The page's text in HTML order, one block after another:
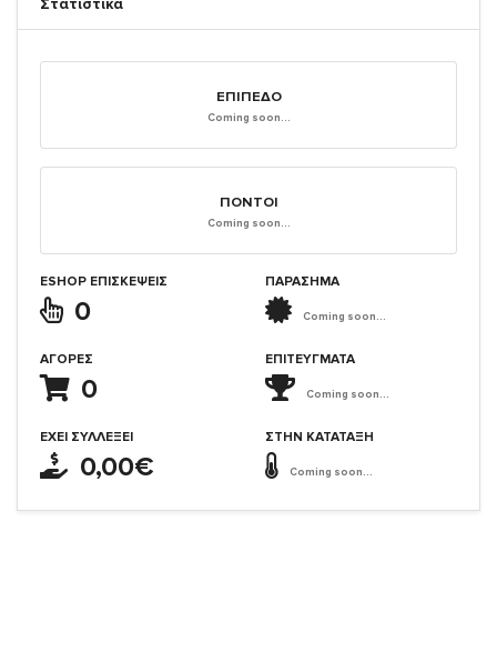
Στατιστικά
ΕΠΊΠΕΔΟ
Coming soon...
ΠΌΝΤΟΙ
Coming soon...
ESHOP ΕΠΙΣΚΈΨΕΙΣ
0
ΑΓΟΡΈΣ
0
ΈΧΕΙ ΣΥΛΛΈΞΕΙ
0,00€
ΠΑΡΑΣΗΜΑ
Coming soon...
ΕΠΙΤΕΎΓΜΑΤΑ
Coming soon...
ΣΤΗΝ ΚΑΤΆΤΑΞΗ
Coming soon...